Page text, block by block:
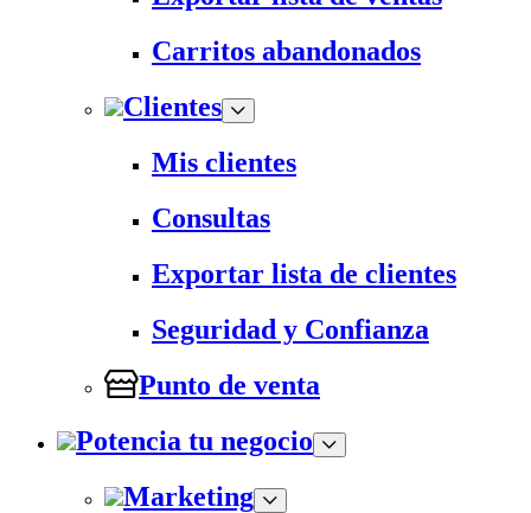
Carritos abandonados
Clientes
Mis clientes
Consultas
Exportar lista de clientes
Seguridad y Confianza
Punto de venta
Potencia tu negocio
Marketing